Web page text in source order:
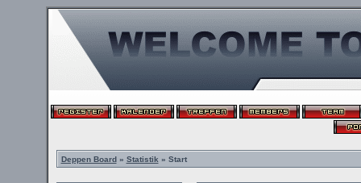
Deppen Board» Statistik » Start